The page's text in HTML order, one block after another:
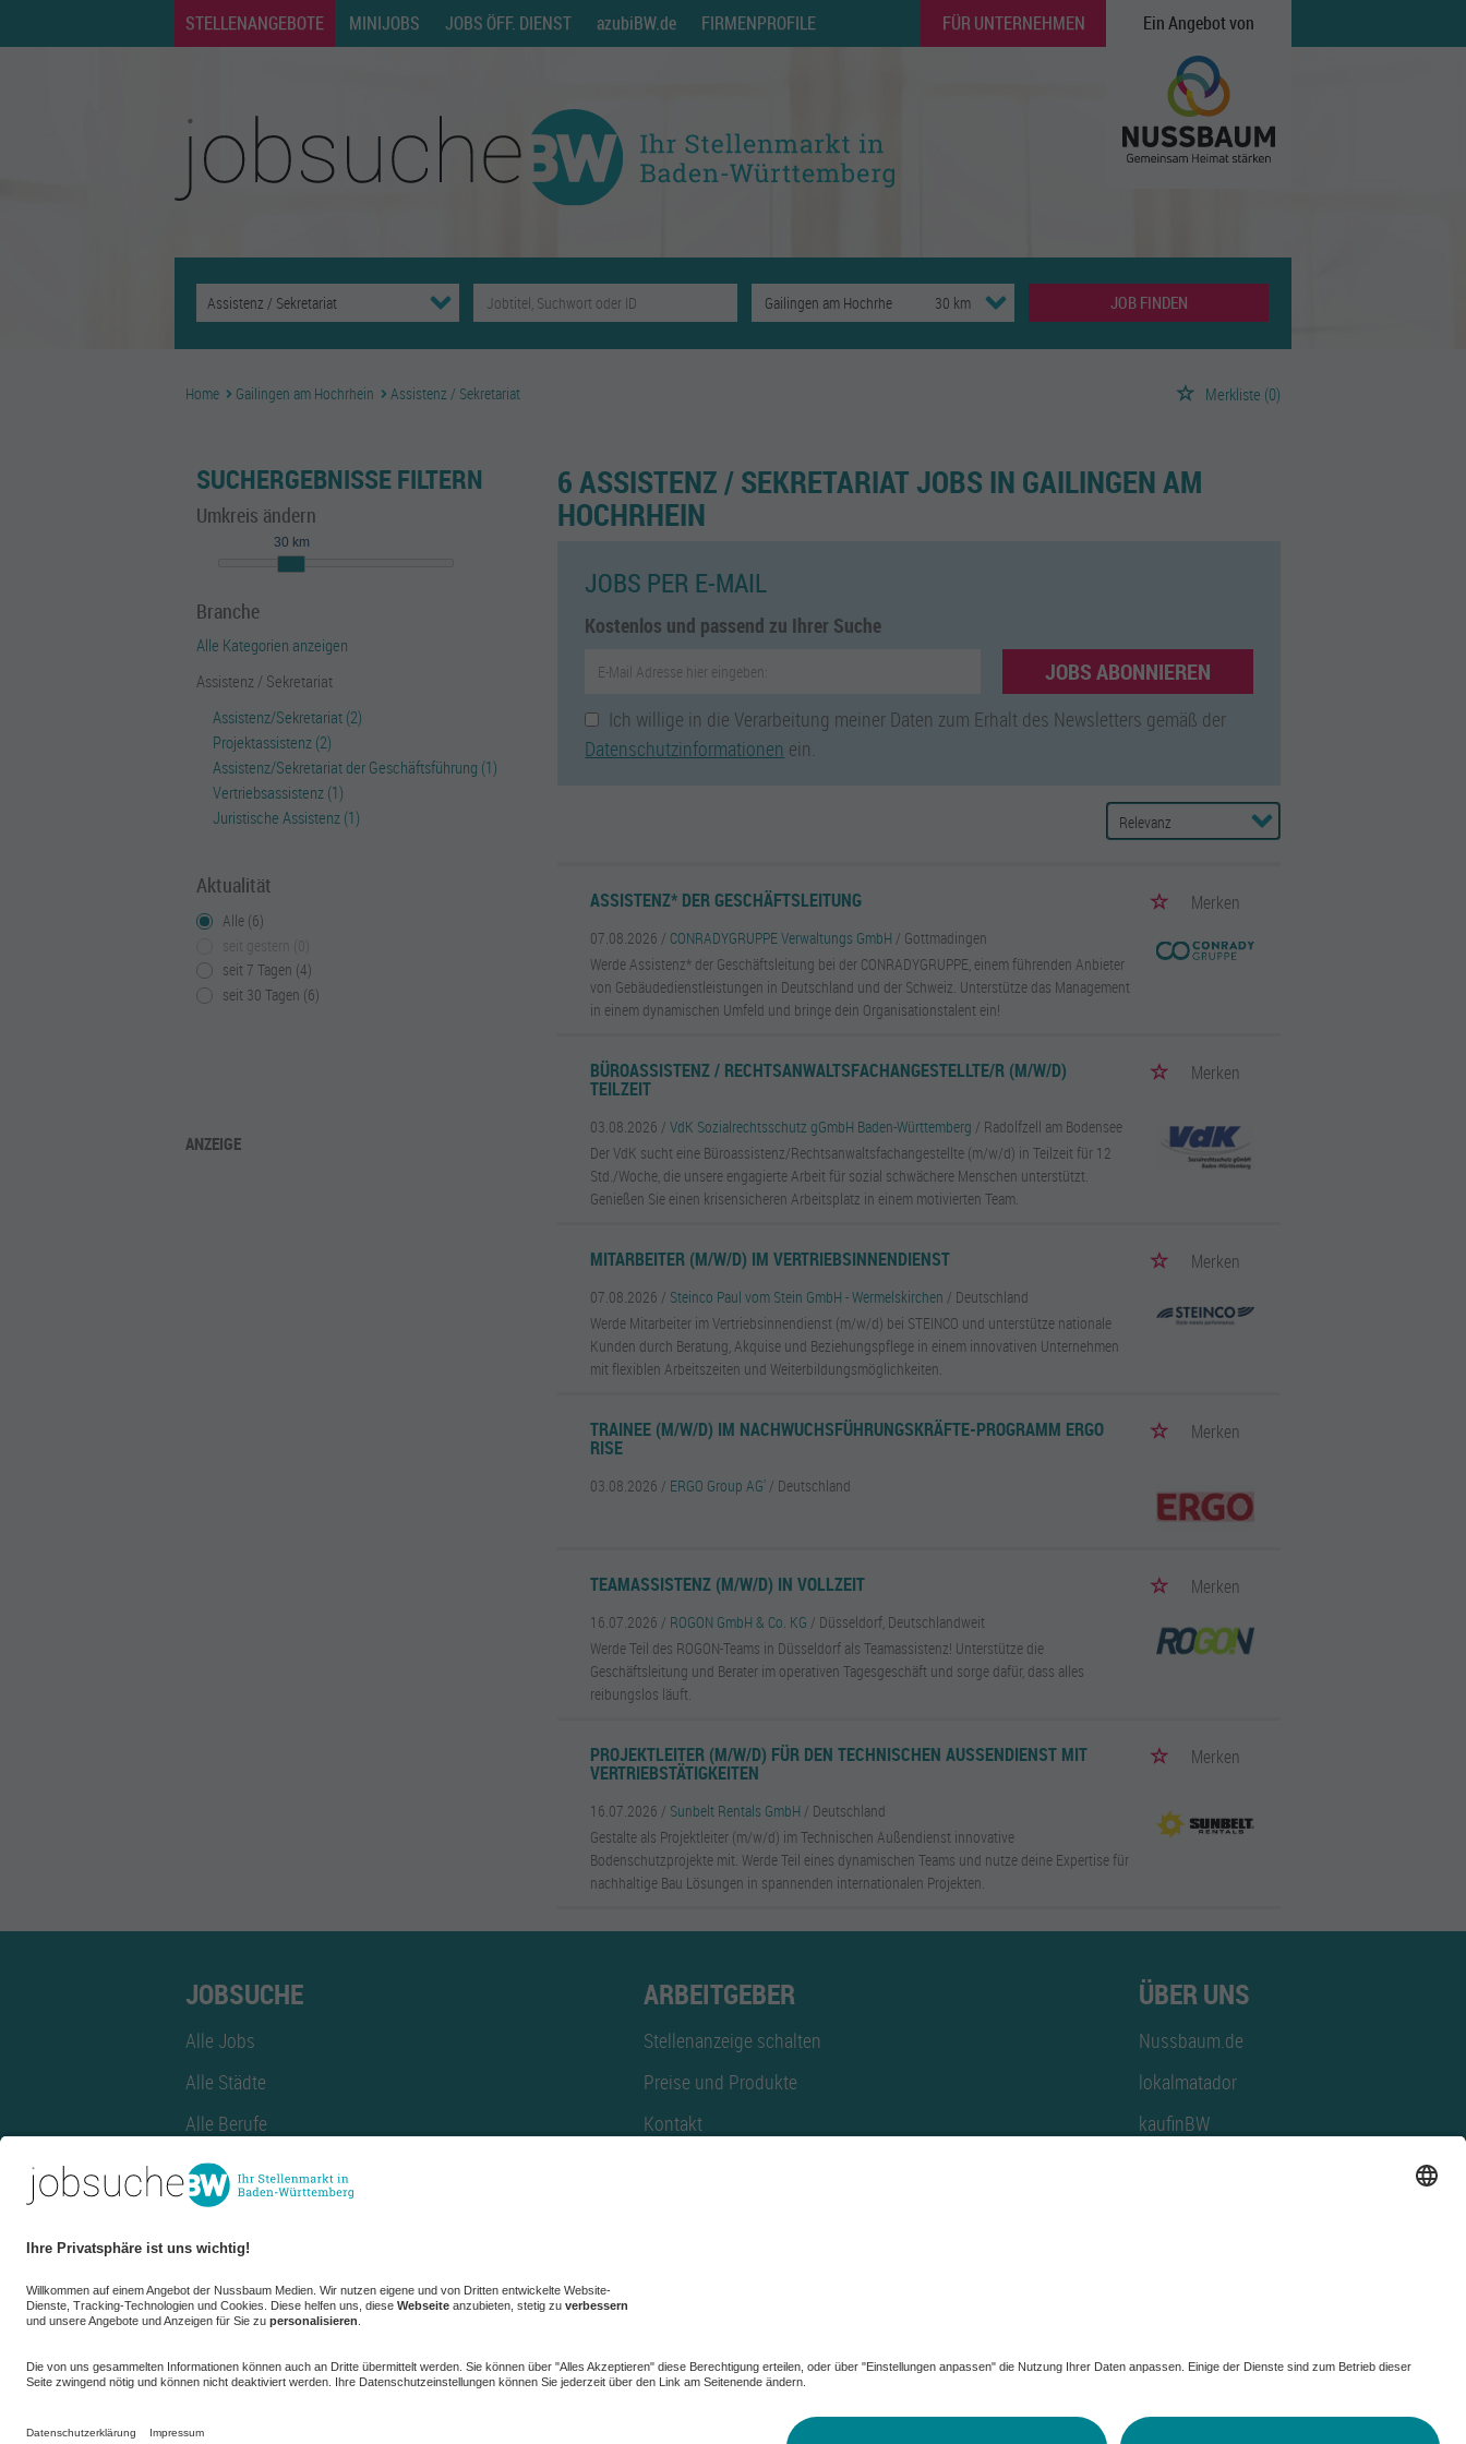
STELLENANGEBOTE MINIJOBS JOBS ÖFF. DIENST azubiBW.de FIRMENPROFILE FÜR UNTERNEHMEN Ein Angebot von
JOB FINDEN
Home Gailingen am Hochrhein Assistenz / Sekretariat Merkliste (0)
SUCHERGEBNISSE FILTERN
Umkreis ändern
30 km
Branche
Alle Kategorien anzeigen
Assistenz / Sekretariat
Assistenz/Sekretariat (2)
Projektassistenz (2)
Assistenz/Sekretariat der Geschäftsführung (1)
Vertriebsassistenz (1)
Juristische Assistenz (1)
Aktualität
Alle (6)
seit 7 Tagen (4)
seit 30 Tagen (6)
ANZEIGE
6 ASSISTENZ / SEKRETARIAT JOBS IN GAILINGEN AM
HOCHRHEIN
JOBS PER E-MAIL
Kostenlos und passend zu Ihrer Suche
JOBS ABONNIEREN
Ich willige in die Verarbeitung meiner Daten zum Erhalt des Newsletters gemäß der
Datenschutzinformationen ein.
ASSISTENZ* DER GESCHÄFTSLEITUNG Merken
07.08.2026 / CONRADYGRUPPE Verwaltungs GmbH / Gottmadingen
Werde Assistenz* der Geschäftsleitung bei der CONRADYGRUPPE, einem führenden Anbieter
von Gebäudedienstleistungen in Deutschland und der Schweiz. Unterstütze das Management
in einem dynamischen Umfeld und bringe dein Organisationstalent ein!
BÜROASSISTENZ / RECHTSANWALTSFACHANGESTELLTE/R (M/W/D)
TEILZEIT
Merken
03.08.2026 /VdK Sozialrechtsschutz gGmbH Baden-Württemberg / Radolfzell am Bodensee
Der VdK sucht eine Büroassistenz/Rechtsanwaltsfachangestellte (m/w/d) in Teilzeit für 12
Std./Woche, die unsere engagierte Arbeit für sozial schwächere Menschen unterstützt.
Genießen Sie einen krisensicheren Arbeitsplatz in einem motivierten Team.
MITARBEITER (M/W/D) IM VERTRIEBSINNENDIENST Merken
07.08.2026 / Steinco Paul vom Stein GmbH - Wermelskirchen / Deutschland
Werde Mitarbeiter im Vertriebsinnendienst (m/w/d) bei STEINCO und unterstütze nationale
Kunden durch Beratung, Akquise und Beziehungspflege in einem innovativen Unternehmen
mit flexiblen Arbeitszeiten und Weiterbildungsmöglichkeiten.
TRAINEE (M/W/D) IM NACHWUCHSFÜHRUNGSKRÄFTE-PROGRAMM ERGO
RISE
Merken
03.08.2026 / ERGO Group AG' / Deutschland
TEAMASSISTENZ (M/W/D) IN VOLLZEIT Merken
16.07.2026 / ROGON GmbH & Co. KG / Düsseldorf, Deutschlandweit
Werde Teil des ROGON-Teams in Düsseldorf als Teamassistenz! Unterstütze die
Geschäftsleitung und Berater im operativen Tagesgeschäft und sorge dafür, dass alles
reibungslos läuft.
PROJEKTLEITER (M/W/D) FÜR DEN TECHNISCHEN AUSSENDIENST MIT V
ERTRIEBSTÄTIGKEITEN
Merken
16.07.2026 / Sunbelt Rentals GmbH / Deutschland
Gestalte als Projektleiter (m/w/d) im Technischen Außendienst innovative
Bodenschutzprojekte mit. Werde Teil eines dynamischen Teams und nutze deine Expertise für
nachhaltige Bau Lösungen in spannenden internationalen Projekten.
JOBSUCHE
Alle Jobs
Alle Städte
Alle Berufe
Alle Berufe nach Stadt
Alle Tätigkeitsbereiche
Alle Tätigkeitsbereiche nach Stadt
azubiBW.de
Minijobs
Firmenprofil
ARBEITGEBER
Stellenanzeige schalten
Preise und Produkte
Kontakt
ÜBER UNS
Nussbaum.de
lokalmatador
kaufinBW